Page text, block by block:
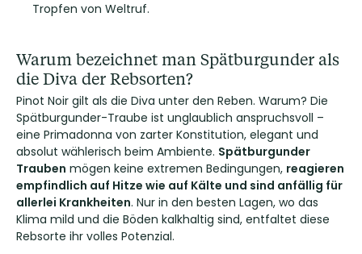
Tropfen von Weltruf.
Warum bezeichnet man Spätburgunder als
die Diva der Rebsorten?
Pinot Noir gilt als die Diva unter den Reben. Warum? Die
Spätburgunder-Traube ist unglaublich anspruchsvoll –
eine Primadonna von zarter Konstitution, elegant und
absolut wählerisch beim Ambiente. Spätburgunder
Trauben mögen keine extremen Bedingungen, reagieren
empfindlich auf Hitze wie auf Kälte und sind anfällig für
allerlei Krankheiten. Nur in den besten Lagen, wo das
Klima mild und die Böden kalkhaltig sind, entfaltet diese
Rebsorte ihr volles Potenzial.